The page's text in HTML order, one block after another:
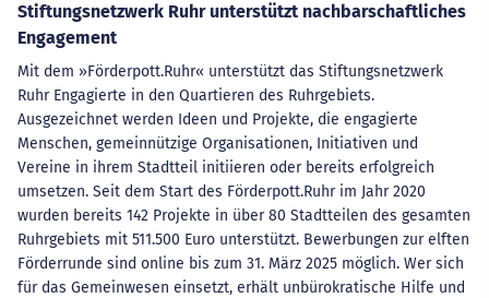
Stiftungsnetzwerk Ruhr unterstützt nachbarschaftliches
Engagement
Mit dem »Förderpott.Ruhr« unterstützt das Stiftungsnetzwerk
Ruhr Engagierte in den Quartieren des Ruhrgebiets.
Ausgezeichnet werden Ideen und Projekte, die engagierte
Menschen, gemeinnützige Organisationen, Initiativen und
Vereine in ihrem Stadtteil initiieren oder bereits erfolgreich
umsetzen. Seit dem Start des Förderpott.Ruhr im Jahr 2020
wurden bereits 142 Projekte in über 80 Stadtteilen des gesamten
Ruhrgebiets mit 511.500 Euro unterstützt. Bewerbungen zur elften
Förderrunde sind online bis zum 31. März 2025 möglich. Wer sich
für das Gemeinwesen einsetzt, erhält unbürokratische Hilfe und